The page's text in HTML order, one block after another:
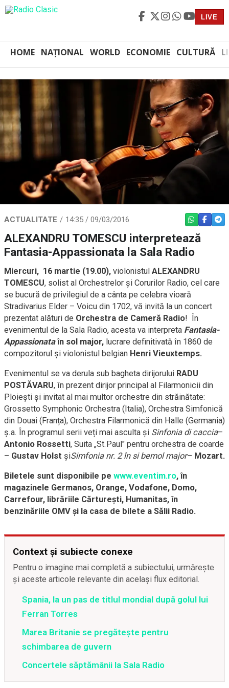
LIVE
HOME NAȚIONAL WORLD ECONOMIE CULTURĂ
ACTUALITATE 14:35 / 09/03/2016 WHATSAPP
ALEXANDRU TOMESCU interpretează
Fantasia-Appassionata la Sala Radio
Miercuri, 16 martie (19.00), violonistul ALEXANDRU
TOMESCU, solist al Orchestrelor și Corurilor Radio, cel care
se bucură de privilegiul de a cânta pe celebra vioară
Stradivarius Elder – Voicu din 1702, vă invită la un concert
prezentat alături de Orchestra de Cameră Radio! În
evenimentul de la Sala Radio, acesta va interpreta Fantasia-
Appassionataîn sol major, lucrare definitivată în 1860 de
compozitorul și violonistul belgian Henri Vieuxtemps.
Evenimentul se va derula sub bagheta dirijorului RADU
POSTĂVARU, în prezent dirijor principal al Filarmonicii din
Ploiești și invitat al mai multor orchestre din străinătate:
Grossetto Symphonic Orchestra (Italia), Orchestra Simfonică
din Douai (Franța), Orchestra Filarmonică din Halle (Germania)
ș.a. În programul serii veți mai asculta și Sinfonia di caccia–
Antonio Rossetti, Suita „St.Paul" pentru orchestra de coarde
– Gustav Holst șiSimfonia nr. 2 în si bemol major– Mozart.
Biletele sunt disponibile pe www.eventim.ro, în
magazinele Germanos, Orange, Vodafone, Domo,
Carrefour, librăriile Cărtureşti, Humanitas, în
benzinăriile OMV şi la casa de bilete a Sălii Radio.
Context și subiecte conexe
Pentru o imagine mai completă a subiectului, urmărește
și aceste articole relevante din același flux editorial.
Spania, la un pas de titlul mondial după golul lui
Ferran Torres
Marea Britanie se pregătește pentru
schimbarea de guvern
Concertele săptămânii la Sala Radio